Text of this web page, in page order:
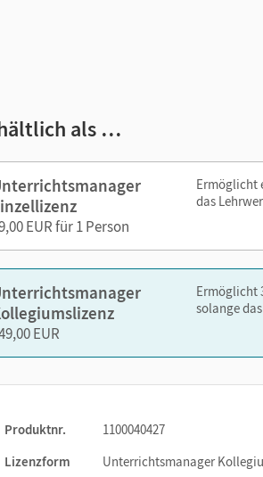
dich!-Seiten
zum Prüfen und Wiederholen des
für jedes Unterkapitel
zu jedem Unterkapitel (auch
oder über die Cornelsen Lernen
als …
EUR für 1 Person
Ermöglicht
das
EUR
Ermöglicht
solange
Produktnr.
1100040427
Lizenzform
Unterrichtsmanager